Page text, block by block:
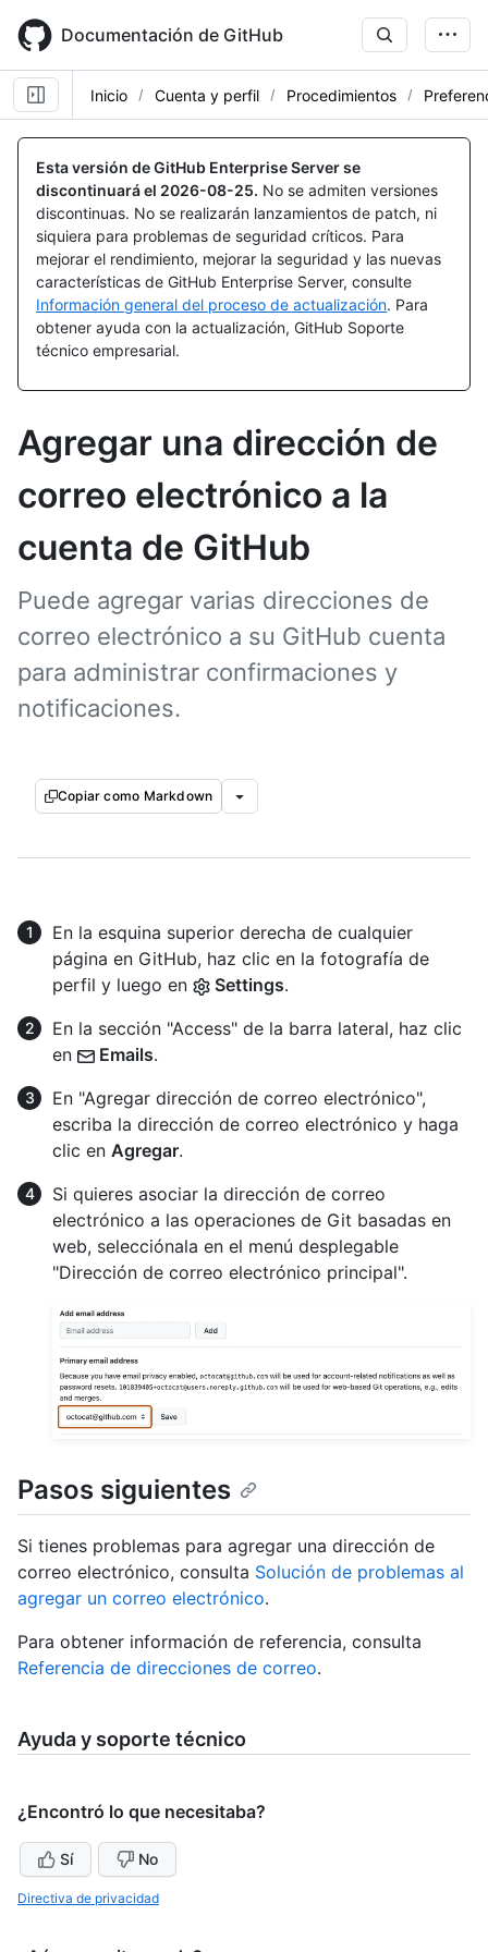
main
content
Documentación de GitHub
Inicio Cuenta y perfil Procedimientos
Esta versión de GitHub Enterprise Server se
discontinuará el 2026-08-25. No se admiten versiones
discontinuas. No se realizarán lanzamientos de patch, ni
siquiera para problemas de seguridad críticos. Para
mejorar el rendimiento, mejorar la seguridad y las nuevas
características de GitHub Enterprise Server, consulte
Información general del proceso de actualización. Para
obtener ayuda con la actualización, GitHub Soporte
técnico empresarial.
Agregar una dirección de
correo electrónico a la
cuenta de GitHub
Puede agregar varias direcciones de
correo electrónico a su GitHub cuenta
para administrar confirmaciones y
notificaciones.
Copiar como Markdown
En la esquina superior derecha de cualquier
página en GitHub, haz clic en la fotografía de
perfil y luego en
Settings.
En la sección "Access" de la barra lateral, haz clic
en
Emails.
En "Agregar dirección de correo electrónico",
escriba la dirección de correo electrónico y haga
clic en Agregar.
Si quieres asociar la dirección de correo
electrónico a las operaciones de Git basadas en
web, selecciónala en el menú desplegable
"Dirección de correo electrónico principal".
Pasos siguientes
Si tienes problemas para agregar una dirección de
correo electrónico, consulta Solución de problemas al
agregar un correo electrónico.
Para obtener información de referencia, consulta
Referencia de direcciones de correo.
Ayuda y soporte técnico
¿Encontró lo que necesitaba?
Sí No
Directiva de privacidad